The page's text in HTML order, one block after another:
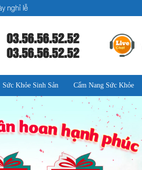
nghỉ lễ
03.56.56.52.52
03.56.56.52.52
Sức Khỏe Sinh Sản Cẩm Nang Sức Khỏe